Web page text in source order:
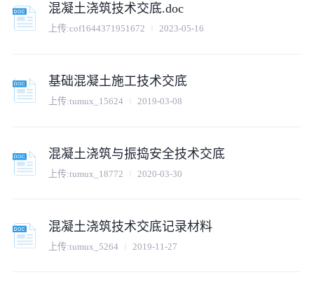
混凝土浇筑技术交底.doc
上传:cof1644371951672 2023-05-16
基础混凝土施工技术交底
上传:tumux_15624 2019-03-08
混凝土浇筑与振捣安全技术交底
上传:tumux_18772 2020-03-30
混凝土浇筑技术交底记录材料
上传:tumux_5264 2019-11-27